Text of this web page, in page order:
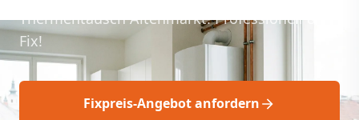
Thermentausch Altenmarkt: Professionell &
Fix!
Fixpreis-Angebot anfordern